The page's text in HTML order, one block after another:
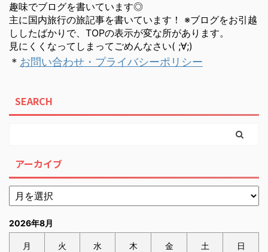
趣味でブログを書いています◎
主に国内旅行の旅記事を書いています！ ※ブログをお引越
ししたばかりで、TOPの表示が変な所があります。
見にくくなってしまってごめんなさい( ;∀;)
＊ お問い合わせ・プライバシーポリシー
SEARCH
アーカイブ
2026年8月
月 火 水 木 金 土 日